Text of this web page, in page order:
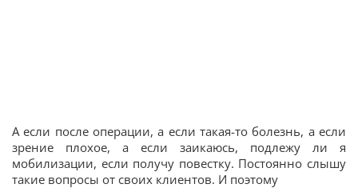
А если после операции, а если такая-то болезнь, а если
зрение плохое, а если заикаюсь, подлежу ли я
мобилизации, если получу повестку. Постоянно слышу
такие вопросы от своих клиентов. И поэтому